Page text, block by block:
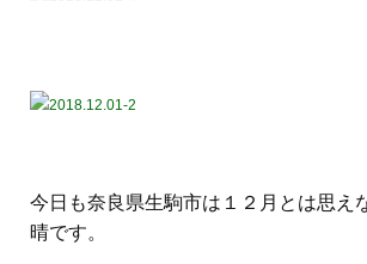
今日も奈良県生駒市は１２月とは思え
晴です。